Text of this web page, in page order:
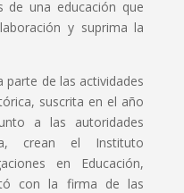
de una educación que
y suprima la
de las actividades
suscrita en el año
a las autoridades
crean el Instituto
en Educación,
con la firma de las